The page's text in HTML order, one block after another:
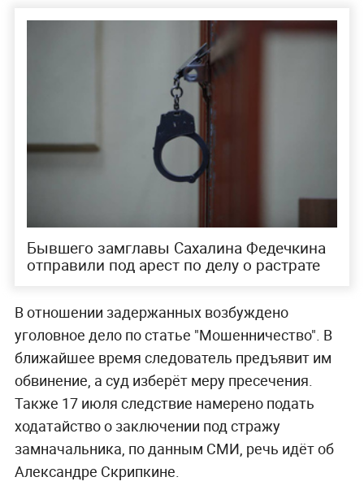
Бывшего замглавы Сахалина Федечкина
отправили под арест по делу о растрате
В отношении задержанных возбуждено
уголовное дело по статье "Мошенничество". В
ближайшее время следователь предъявит им
обвинение, а суд изберёт меру пресечения.
Также 17 июля следствие намерено подать
ходатайство о заключении под стражу
замначальника, по данным СМИ, речь идёт об
Александре Скрипкине.